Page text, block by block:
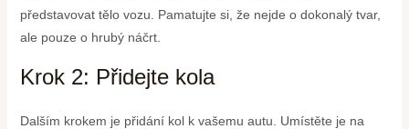
představovat tělo vozu. Pamatujte si, že nejde o dokonalý tvar,
ale pouze o hrubý náčrt.
Krok 2: Přidejte kola
Dalším krokem je přidání kol k vašemu autu. Umístěte je na